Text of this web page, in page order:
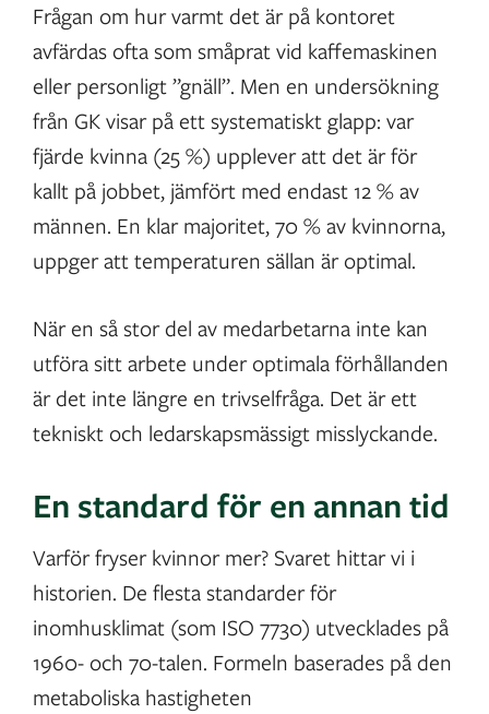
Frågan om hur varmt det är på kontoret
avfärdas ofta som småprat vid kaffemaskinen
eller personligt ”gnäll”. Men en undersökning
från GK visar på ett systematiskt glapp: var
fjärde kvinna (25 %) upplever att det är för
kallt på jobbet, jämfört med endast 12 % av
männen. En klar majoritet, 70 % av kvinnorna,
uppger att temperaturen sällan är optimal.
När en så stor del av medarbetarna inte kan
utföra sitt arbete under optimala förhållanden
är det inte längre en trivselfråga. Det är ett
tekniskt och ledarskapsmässigt misslyckande.
En standard för en annan tid
Varför fryser kvinnor mer? Svaret hittar vi i
historien. De flesta standarder för
inomhusklimat (som ISO 7730) utvecklades på
1960- och 70-talen. Formeln baserades på den
metaboliska hastigheten